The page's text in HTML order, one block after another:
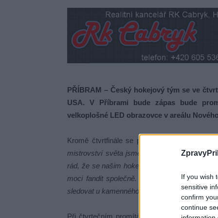
If you wish
sensitive
confirm
continue
PŘÍBRAM – Český hokejový tým se ve
USA. V Příbrami bude zápas bude
velkoplošné LED obrazovce v areálu
Kromě čtvrtfinále se plánjí i další přenosy,
mistrovství světa jsme plánovali, že v
rád, že se našim hokejistům daří, a že ve
moci fandit společně. Rád bych vás tímto
sledovat u kamenného podia na velkoplošné
Při čtvrtečním promítání bude v areálu